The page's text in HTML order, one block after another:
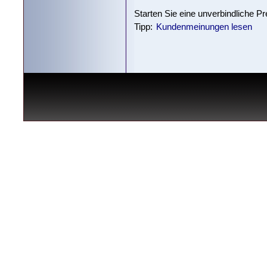
Starten Sie eine unverbindliche
Tipp: Kundenmeinungen lesen